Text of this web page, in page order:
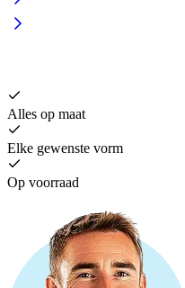
Alles op maat
Elke gewenste vorm
Op voorraad